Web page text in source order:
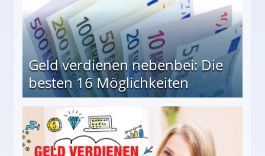
Geld verdienen nebenbei: Die
besten 16 Möglichkeiten